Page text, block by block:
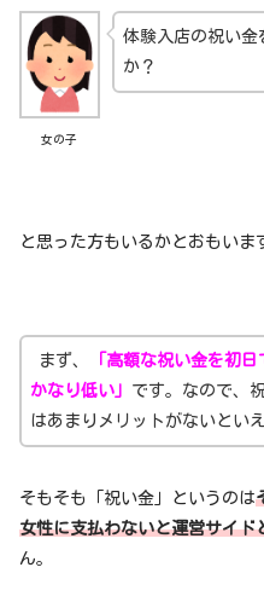
女の子
体験入店の祝い金
か？
と思った方もいるかとおもいま
まず、
「高額な祝い金を初
かなり低い」 です。なので、
はあまりメリットがないといえ
そもそも「祝い金」というのは
女性に支払わないと運営サイド
ん。